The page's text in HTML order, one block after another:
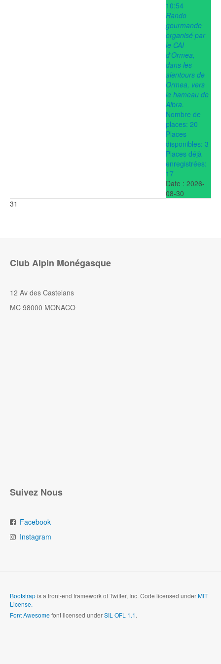
10:54
Rando
gourmande
organisé par
le CAI
d'Ormea,
dans les
alentours de
Ormea, vers
le hameau de
Albra.
Nombre de
places: 20
Places
disponibles: 3
Places déjà
enregistrées:
17
Date : 2026-
08-30
31
Club Alpin Monégasque
12 Av des Castelans
MC 98000 MONACO
Suivez Nous
Facebook
Instagram
Bootstrapis a front-end framework of Twitter, Inc. Code licensed underMIT
License.
Font Awesomefont licensed underSIL OFL 1.1.